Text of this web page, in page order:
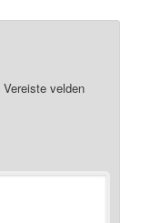
Vereiste velden